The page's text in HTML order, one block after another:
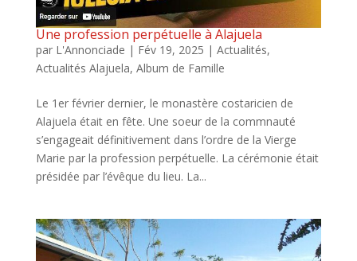
Une profession perpétuelle à Alajuela
par L'Annonciade | Fév 19, 2025 | Actualités,
Actualités Alajuela, Album de Famille
Le 1er février dernier, le monastère costaricien de
Alajuela était en fête. Une soeur de la commnauté
s’engageait définitivement dans l’ordre de la Vierge
Marie par la profession perpétuelle. La cérémonie était
présidée par l’évêque du lieu. La...